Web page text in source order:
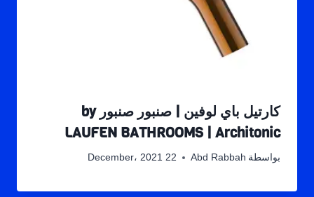
كارتيل باي لوفين | صنبور صنبور by
LAUFEN BATHROOMS | Architonic
بواسطة Abd Rabbah 22 December، 2021